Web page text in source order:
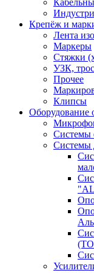
Крепёж и
Лента
Маркеры
Стяжки
УЗК,
Прочее
Клипсы
Оборудование
Системы
Системы